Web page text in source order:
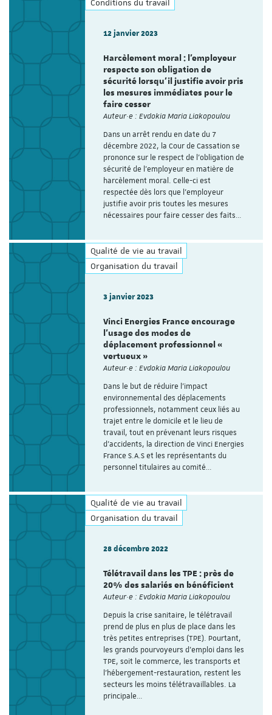
Conditions du travail
12 janvier 2023
Harcèlement moral : l’employeur
respecte son obligation de
sécurité lorsqu’il justifie avoir pris
les mesures immédiates pour le
faire cesser
Auteur·e : Evdokia Maria Liakopoulou
Dans un arrêt rendu en date du 7
décembre 2022, la Cour de Cassation se
prononce sur le respect de l’obligation de
sécurité de l'employeur en matière de
harcèlement moral. Celle-ci est
respectée dès lors que l’employeur
justifie avoir pris toutes les mesures
nécessaires pour faire cesser des faits…
Qualité de vie au travail
Organisation du travail
3 janvier 2023
Vinci Energies France encourage
l’usage des modes de
déplacement professionnel «
vertueux »
Auteur·e : Evdokia Maria Liakopoulou
Dans le but de réduire l’impact
environnemental des déplacements
professionnels, notamment ceux liés au
trajet entre le domicile et le lieu de
travail, tout en prévenant leurs risques
d’accidents, la direction de Vinci Energies
France S.A.S et les représentants du
personnel titulaires au comité…
Qualité de vie au travail
Organisation du travail
28 décembre 2022
Télétravail dans les TPE : près de
20% des salariés en bénéficient
Auteur·e : Evdokia Maria Liakopoulou
Depuis la crise sanitaire, le télétravail
prend de plus en plus de place dans les
très petites entreprises (TPE). Pourtant,
les grands pourvoyeurs d’emploi dans les
TPE, soit le commerce, les transports et
l’hébergement-restauration, restent les
secteurs les moins télétravaillables. La
principale…